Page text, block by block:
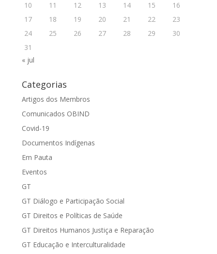
10
11 12 13 14 15
16
17
18 19 20 21 22
23
24
25 26 27 28 29
30
31
« jul
Categorias
Artigos dos Membros
Comunicados OBIND
Covid-19
Documentos Indígenas
Em Pauta
Eventos
GT
GT Diálogo e Participação Social
GT Direitos e Políticas de Saúde
GT Direitos Humanos Justiça e Reparação
GT Educação e Interculturalidade